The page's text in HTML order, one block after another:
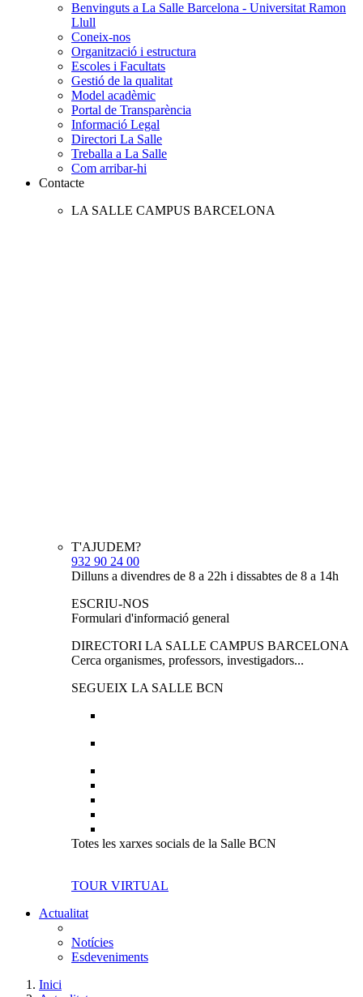
Benvinguts a La Salle Barcelona - Universitat Ramon
Llull
Coneix-nos
Organització i estructura
Escoles i Facultats
Gestió de la qualitat
Model acadèmic
Portal de Transparència
Informació Legal
Directori La Salle
Treballa a La Salle
Com arribar-hi
Contacte
LA SALLE CAMPUS BARCELONA
T'AJUDEM?
932 90 24 00
Dilluns a divendres de 8 a 22h i dissabtes de 8 a 14h
ESCRIU-NOS
Formulari d'informació general
DIRECTORI LA SALLE CAMPUS BARCELONA
Cerca organismes, professors, investigadors...
SEGUEIX LA SALLE BCN
Totes les xarxes socials de la Salle BCN
TOUR VIRTUAL
Actualitat
Notícies
Esdeveniments
Inici